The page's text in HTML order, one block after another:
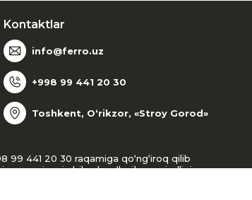
Kontaktlar
info@ferro.uz
+998 99 441 20 30
Toshkent, O‘rikzor, «Stroy Gorod»
99 441 20 30 raqamiga qo‘ng‘iroq qilib
menejer siz bilan bog‘lanib, mavjudligi va